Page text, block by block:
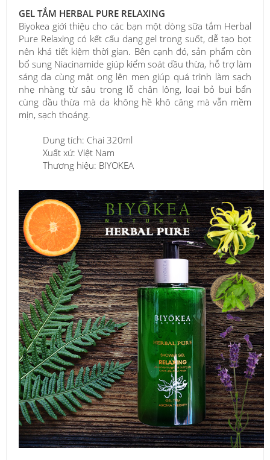
GEL TẮM HERBAL PURE RELAXING
Biyokea giới thiệu cho các bạn một dòng sữa tắm Herbal
Pure Relaxing có kết cấu dạng gel trong suốt, dễ tạo bọt
nên khá tiết kiệm thời gian. Bên cạnh đó, sản phẩm còn
bổ sung Niacinamide giúp kiểm soát dầu thừa, hỗ trợ làm
sáng da cùng mật ong lên men giúp quá trình làm sạch
nhẹ nhàng từ sâu trong lỗ chân lông, loại bỏ bụi bẩn
cùng dầu thừa mà da không hề khô căng mà vẫn mềm
mịn, sạch thoáng.
Dung tích: Chai 320ml
Xuất xứ: Việt Nam
Thương hiệu: BIYOKEA